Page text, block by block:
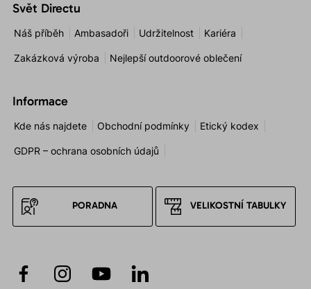
Svět Directu
Náš příběh Ambasadoři Udržitelnost Kariéra
Zakázková výroba Nejlepší outdoorové oblečení
Informace
Kde nás najdete Obchodní podmínky Etický kodex
GDPR – ochrana osobních údajů
PORADNA VELIKOSTNÍ TABULKY